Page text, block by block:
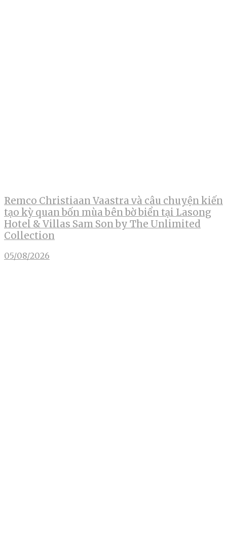
Remco Christiaan Vaastra và câu chuyện kiến
tạo kỳ quan bốn mùa bên bờ biển tại Lasong
Hotel & Villas Sam Son by The Unlimited
Collection
05/08/2026